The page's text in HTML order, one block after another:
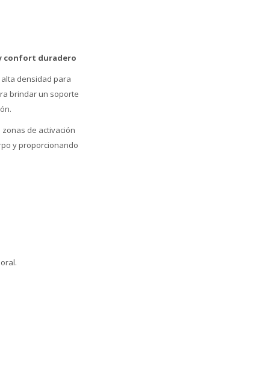
confort duradero
densidad para
brindar un soporte
zonas de activación
y proporcionando